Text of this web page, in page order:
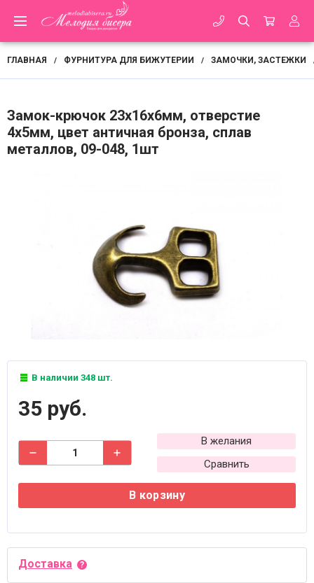
ГЛАВНАЯ / ФУРНИТУРА ДЛЯ БИЖУТЕРИИ / ЗАМОЧКИ, ЗАСТЕЖКИ
Замок-крючок 23х16х6мм, отверстие
4х5мм, цвет античная бронза, сплав
металлов, 09-048, 1шт
В наличии 348 шт.
35 руб.
В желания
Сравнить
В корзину
Доставка